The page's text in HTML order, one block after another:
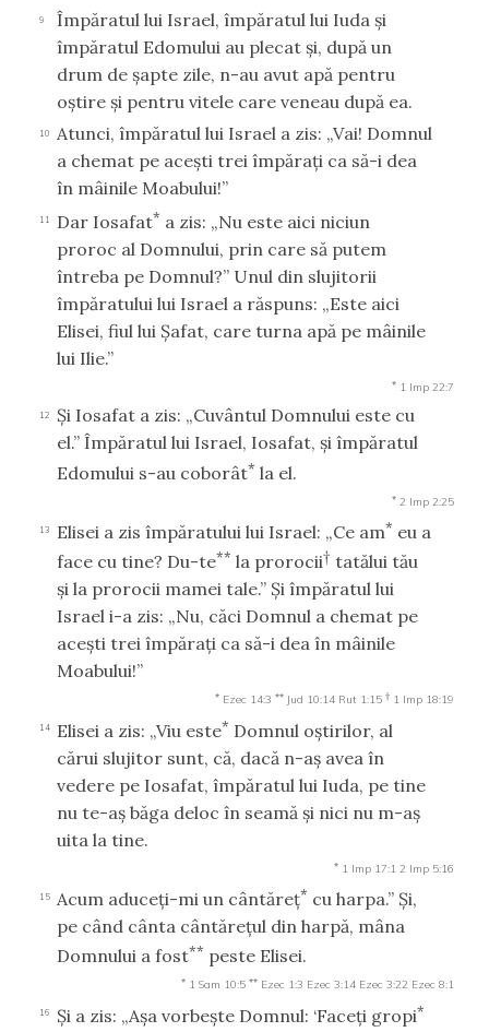
9
Împăratul lui Israel, împăratul lui Iuda şi
împăratul Edomului au plecat şi, după un
drum de şapte zile, n-au avut apă pentru
oştire şi pentru vitele care veneau după ea.
10
Atunci, împăratul lui Israel a zis: „Vai! Domnul
a chemat pe aceşti trei împăraţi ca să-i dea
în mâinile Moabului!”
11 Dar Iosafat* a zis: „Nu este aici niciun
proroc al Domnului, prin care să putem
întreba pe Domnul?” Unul din slujitorii
împăratului lui Israel a răspuns: „Este aici
Elisei, fiul lui Şafat, care turna apă pe mâinile
lui Ilie.”
* 1 Imp 22:7
12
Şi Iosafat a zis: „Cuvântul Domnului este cu
el.” Împăratul lui Israel, Iosafat, şi împăratul
Edomului s-au coborât* la el.
* 2 Imp 2:25
13 Elisei a zis împăratului lui Israel: „Ce am* eu a
face cu tine? Du-te** la prorocii† tatălui tău
şi la prorocii mamei tale.” Şi împăratul lui
Israel i-a zis: „Nu, căci Domnul a chemat pe
aceşti trei împăraţi ca să-i dea în mâinile
Moabului!”
* Ezec 14:3 ** Jud 10:14 Rut 1:15 † 1 Imp 18:19
14 Elisei a zis: „Viu este* Domnul oştirilor, al
cărui slujitor sunt, că, dacă n-aş avea în
vedere pe Iosafat, împăratul lui Iuda, pe tine
nu te-aş băga deloc în seamă şi nici nu m-aş
uita la tine.
* 1 Imp 17:1 2 Imp 5:16
15 Acum aduceţi-mi un cântăreţ* cu harpa.” Şi,
pe când cânta cântăreţul din harpă, mâna
Domnului a fost** peste Elisei.
* 1 Sam 10:5 ** Ezec 1:3 Ezec 3:14 Ezec 3:22 Ezec 8:1
16 Şi a zis: „Aşa vorbeşte Domnul: ‘Faceţi gropi*